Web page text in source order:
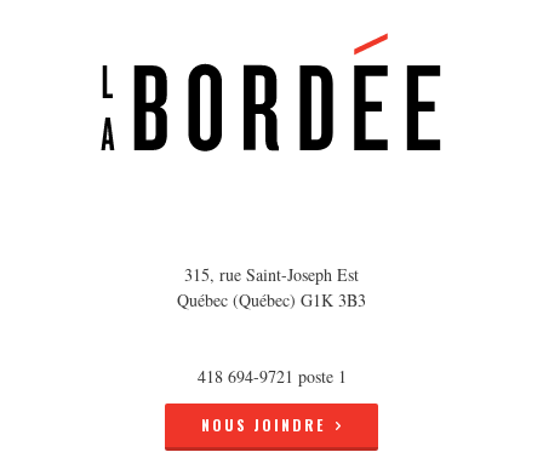
315, rue Saint-Joseph Est
Québec (Québec) G1K 3B3
418 694-9721 poste 1
NOUS JOINDRE